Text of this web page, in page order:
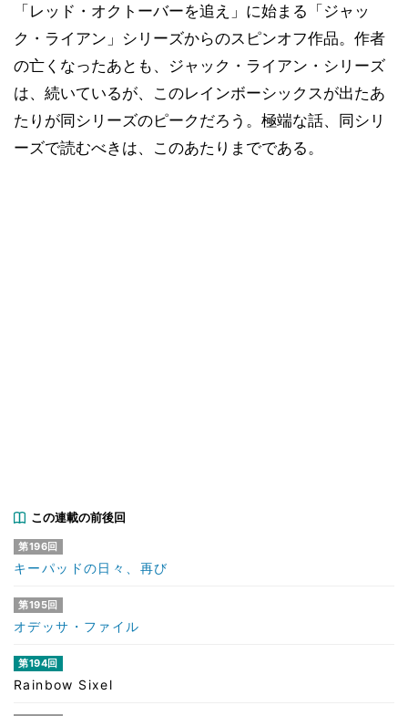
「レッド・オクトーバーを追え」に始まる「ジャッ
ク・ライアン」シリーズからのスピンオフ作品。作者
の亡くなったあとも、ジャック・ライアン・シリーズ
は、続いているが、このレインボーシックスが出たあ
たりが同シリーズのピークだろう。極端な話、同シリ
ーズで読むべきは、このあたりまでである。
この連載の前後回
第196回
キーパッドの日々、再び
第195回
オデッサ・ファイル
第194回
Rainbow Sixel